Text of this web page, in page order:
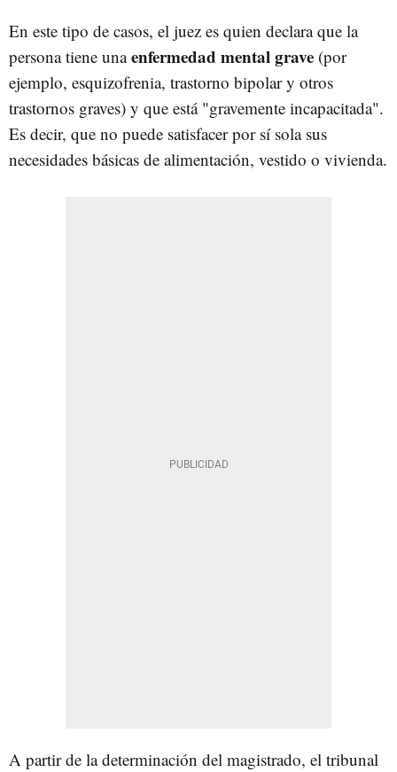
En este tipo de casos, el juez es quien declara que la
persona tiene unaenfermedad mental grave (por
ejemplo, esquizofrenia, trastorno bipolar y otros
trastornos graves) y que está "gravemente incapacitada".
Es decir, que no puede satisfacer por sí sola sus
necesidades básicas de alimentación, vestido o vivienda.
A partir de la determinación del magistrado, el tribunal